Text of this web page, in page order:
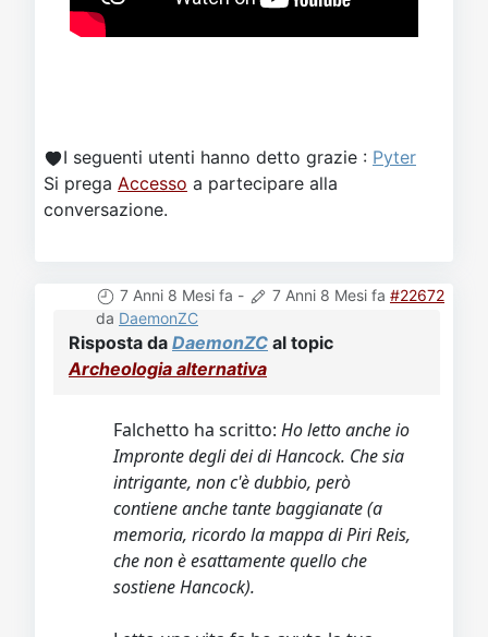
I seguenti utenti hanno detto grazie : Pyter
Si prega Accesso a partecipare alla
conversazione.
7 Anni 8 Mesi fa - 7 Anni 8 Mesi fa #22672
da DaemonZC
Risposta da DaemonZC al topic
Archeologia alternativa
Falchetto ha scritto: Ho letto anche io
Impronte degli dei di Hancock. Che sia
intrigante, non c'è dubbio, però
contiene anche tante baggianate (a
memoria, ricordo la mappa di Piri Reis,
che non è esattamente quello che
sostiene Hancock).